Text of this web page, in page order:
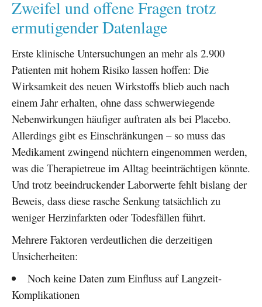
Zweifel und offene Fragen trotz
ermutigender Datenlage
Erste klinische Untersuchungen an mehr als 2.900
Patienten mit hohem Risiko lassen hoffen: Die
Wirksamkeit des neuen Wirkstoffs blieb auch nach
einem Jahr erhalten, ohne dass schwerwiegende
Nebenwirkungen häufiger auftraten als bei Placebo.
Allerdings gibt es Einschränkungen – so muss das
Medikament zwingend nüchtern eingenommen werden,
was die Therapietreue im Alltag beeinträchtigen könnte.
Und trotz beeindruckender Laborwerte fehlt bislang der
Beweis, dass diese rasche Senkung tatsächlich zu
weniger Herzinfarkten oder Todesfällen führt.
Mehrere Faktoren verdeutlichen die derzeitigen
Unsicherheiten:
Noch keine Daten zum Einfluss auf Langzeit-
Komplikationen